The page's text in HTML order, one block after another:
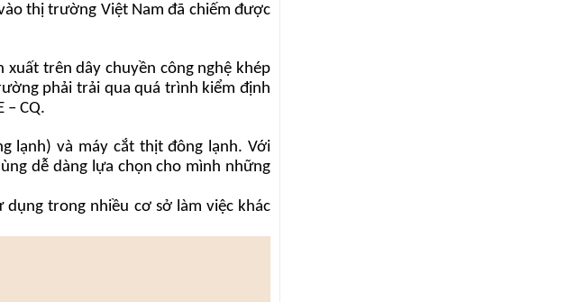
thị trường Việt Nam đã chiếm được
trên dây chuyền công nghệ khép
phải trải qua quá trình kiểm định
– CQ.
lạnh) và máy cắt thịt đông lạnh. Với
dễ dàng lựa chọn cho mình những
trong nhiều cơ sở làm việc khác